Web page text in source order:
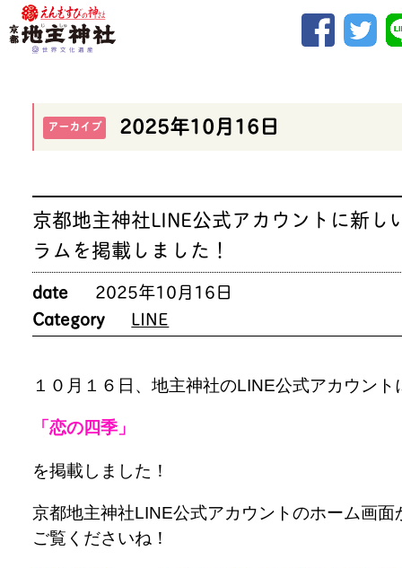
アーカイブ 2025年10月16日
京都地主神社LINE公式アカウントに新し
ラムを掲載しました！
date
2025年10月16日
Category
LINE
１０月１６日、地主神社のLINE公式アカウント
「恋の四季」
を掲載しました！
京都地主神社LINE公式アカウントのホーム画面
ご覧くださいね！